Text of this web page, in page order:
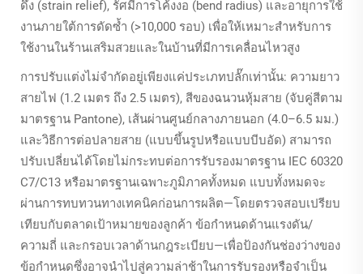
ดึง (strain relief), รัศมีการโค้งงอ (bend radius) และอายุการใช้
งานภายใต้การดัดซ้ำ (>10,000 รอบ) เพื่อให้เหมาะสำหรับการ
ใช้งานในร้านเสริมสวยและในบ้านที่มีการเคลื่อนไหวสูง
การปรับแต่งไม่จำกัดอยู่เพียงแค่ประเภทปลั๊กเท่านั้น: ความยาว
สายไฟ (1.2 เมตร ถึง 2.5 เมตร), สีของฉนวนหุ้มสาย (จับคู่สีตาม
มาตรฐาน Pantone), เส้นผ่านศูนย์กลางภายนอก (4.0–6.5 มม.)
และวิธีการต่อปลายสาย (แบบขึ้นรูปหรือแบบบีบอัด) สามารถ
ปรับเปลี่ยนได้โดยไม่กระทบต่อการรับรองมาตรฐาน IEC 60320
C7/C13 หรือมาตรฐานเฉพาะภูมิภาคทั้งหมด แบบทั้งหมดจะ
ผ่านการทบทวนทางเทคนิคก่อนการผลิต—โดยตรวจสอบเปรียบ
เทียบกับตลาดเป้าหมายของลูกค้า ข้อกำหนดด้านแรงดัน/
ความถี่ และกรอบเวลาด้านกฎระเบียบ—เพื่อป้องกันช่องว่างของ
ข้อกำหนดซึ่งอาจนำไปสู่ความล่าช้าในการรับรองหรือจำเป็น